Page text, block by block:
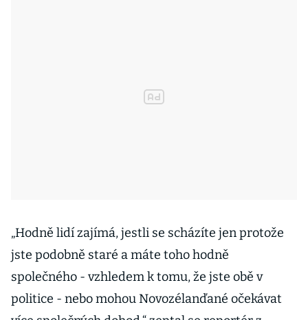
„Hodně lidí zajímá, jestli se scházíte jen protože
jste podobně staré a máte toho hodně
společného - vzhledem k tomu, že jste obě v
politice - nebo mohou Novozélanďané očekávat